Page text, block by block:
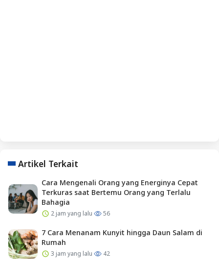
Artikel Terkait
Cara Mengenali Orang yang Energinya Cepat
Terkuras saat Bertemu Orang yang Terlalu
Bahagia
2 jam yang lalu 56
7 Cara Menanam Kunyit hingga Daun Salam di
Rumah
3 jam yang lalu 42